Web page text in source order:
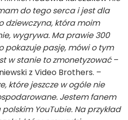
do tego serca i jest dla
dziewczyna, która moim
wygrywa. Ma prawie 300
pokazuje pasję, mówi o tym
w stanie to zmonetyzować–
z Video Brothers. –
które jeszcze w ogóle nie
Jestem fanem
YouTubie. Na przykład